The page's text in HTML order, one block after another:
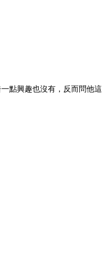
點興趣也沒有，反而問他這